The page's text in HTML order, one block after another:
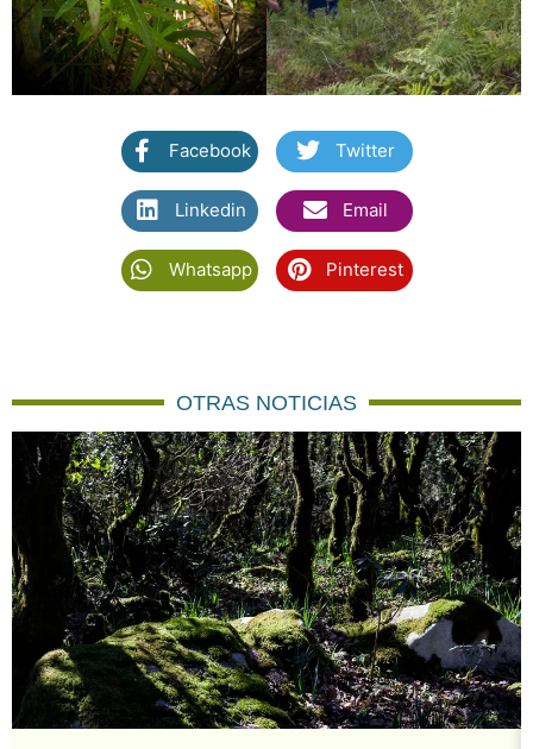
Facebook Twitter
Linkedin Email
Whatsapp Pinterest
OTRAS NOTICIAS